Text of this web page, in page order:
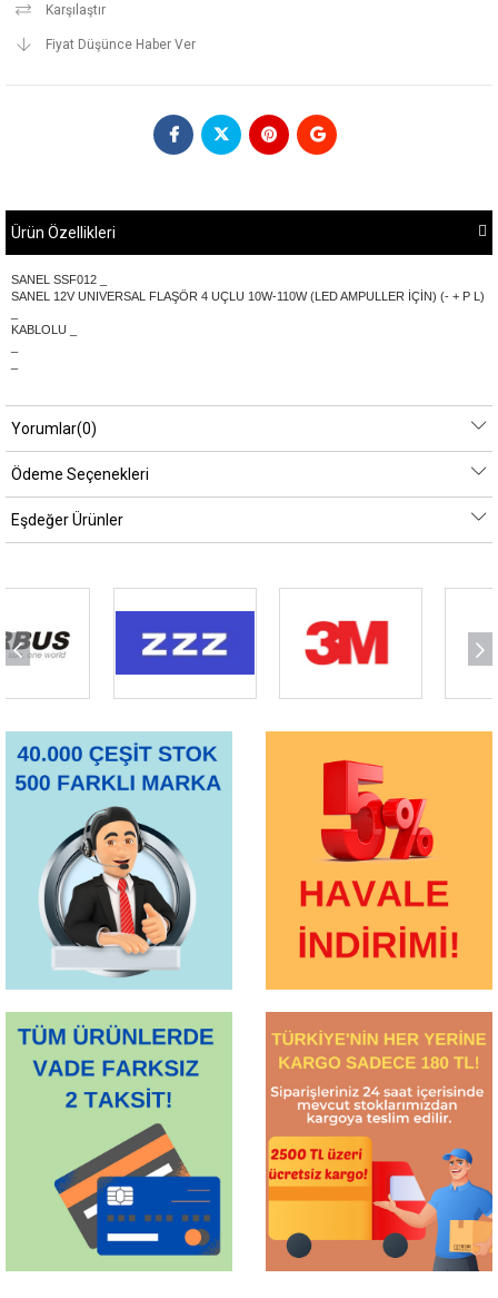
Karşılaştır
Fiyat Düşünce Haber Ver
Ürün Özellikleri
SANEL SSF012 _
SANEL 12V UNIVERSAL FLAŞÖR 4 UÇLU 10W-110W (LED AMPULLER İÇİN) (- + P L)
KABLOLU _
Yorumlar(0)
Ödeme Seçenekleri
Eşdeğer Ürünler